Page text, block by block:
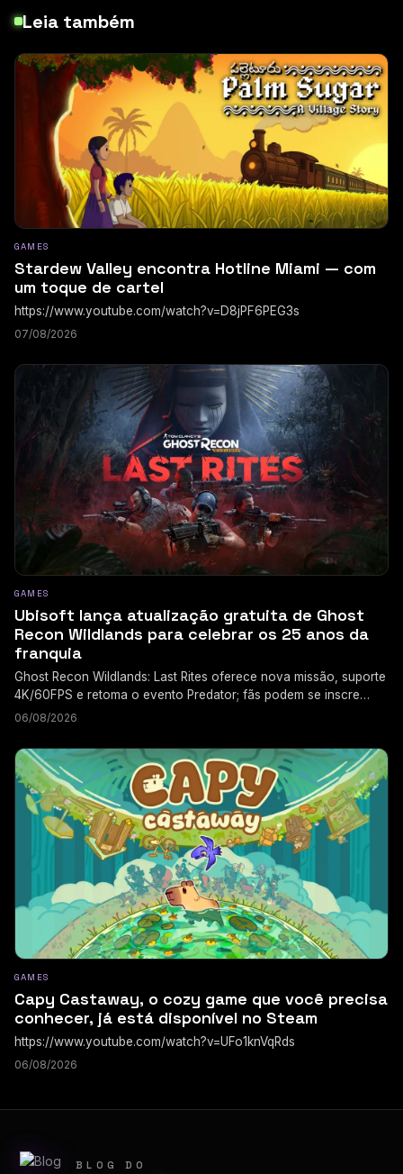
Leia também
GAMES
Stardew Valley encontra Hotline Miami — com
um toque de cartel
https://www.youtube.com/watch?v=D8jPF6PEG3s
07/08/2026
GAMES
Ubisoft lança atualização gratuita de Ghost
Recon Wildlands para celebrar os 25 anos da
franquia
Ghost Recon Wildlands: Last Rites oferece nova missão, suporte
4K/60FPS e retoma o evento Predator; fãs podem se inscre…
06/08/2026
GAMES
Capy Castaway, o cozy game que você precisa
conhecer, já está disponível no Steam
https://www.youtube.com/watch?v=UFo1knVqRds
06/08/2026
BLOG DO